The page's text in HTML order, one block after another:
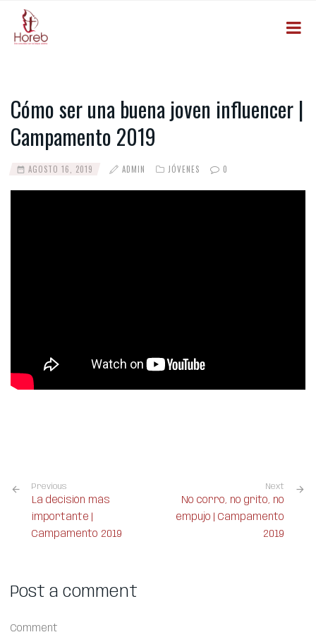
Cómo ser una buena joven influencer |
Campamento 2019
AGOSTO 16, 2019 ADMIN JÓVENES 0
Previous
La decisión más
importante |
Campamento 2019
Next
No corro, no grito, no
empujo | Campamento
2019
Post a comment
Comment